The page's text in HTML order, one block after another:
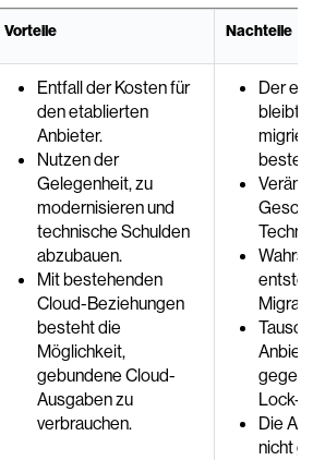
Vorteile Nachteile
Entfall der Kosten für
den etablierten
Anbieter.
Nutzen der
Gelegenheit, zu
modernisieren und
technische Schulden
abzubauen.
Mit bestehenden
Cloud-Beziehungen
besteht die
Möglichkeit,
gebundene Cloud-
Ausgaben zu
verbrauchen.
Der
bleibt
Tauscht
gegen
Lock-Ins
Die
nicht